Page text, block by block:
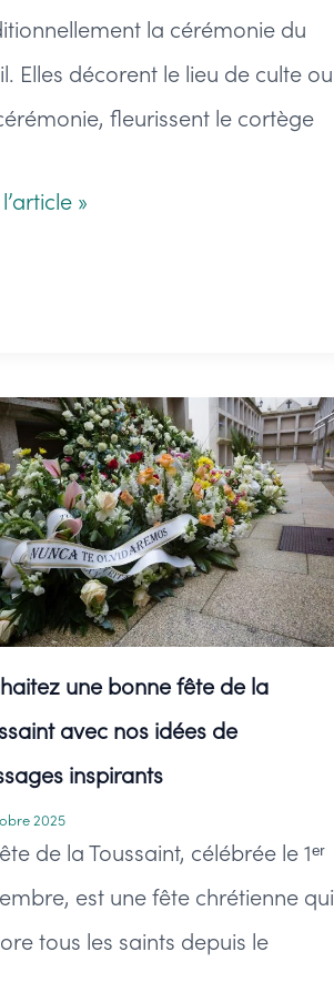
la cérémonie du
Elles décorent le lieu de culte ou
fleurissent le cortège
»
une bonne fête de la
avec nos idées de
inspirants
2025
de la Toussaint, célébrée le 1ᵉʳ
est une fête chrétienne qui
tous les saints depuis le